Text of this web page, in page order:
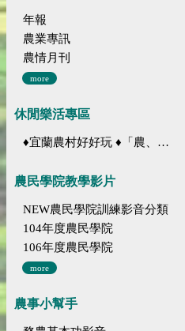
年報
農業專訊
農情月刊
more
休閒樂活專區
♦宜蘭農村好好玩 ♦「農、藝、山、水」四條遊程推薦
農民學院教學影片
NEW農民學院訓練影音分類
104年度農民學院
106年度農民學院
more
農事小幫手